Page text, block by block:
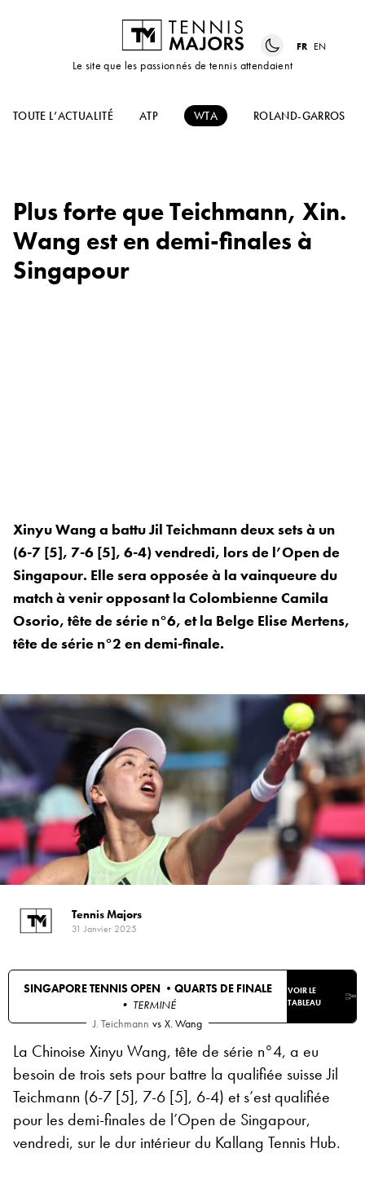
Le site que les passionnés de tennis attendaient
FR EN
TOUTE L’ACTUALITÉ ATP WTA ROLAND-GARROS
Plus forte que Teichmann, Xin.
Wang est en demi-finales à
Singapour
Xinyu Wang a battu Jil Teichmann deux sets à un
(6-7 [5], 7-6 [5], 6-4) vendredi, lors de l’Open de
Singapour. Elle sera opposée à la vainqueure du
match à venir opposant la Colombienne Camila
Osorio, tête de série n°6, et la Belge Elise Mertens,
tête de série n°2 en demi-finale.
Tennis Majors
31 Janvier 2025
SINGAPORE TENNIS OPEN • QUARTS DE FINALE
• TERMINÉ
VOIR LE
TABLEAU
J. Teichmann vs X. Wang
La Chinoise Xinyu Wang, tête de série n°4, a eu
besoin de trois sets pour battre la qualifiée suisse Jil
Teichmann (6-7 [5], 7-6 [5], 6-4) et s’est qualifiée
pour les demi-finales de l’Open de Singapour,
vendredi, sur le dur intérieur du Kallang Tennis Hub.